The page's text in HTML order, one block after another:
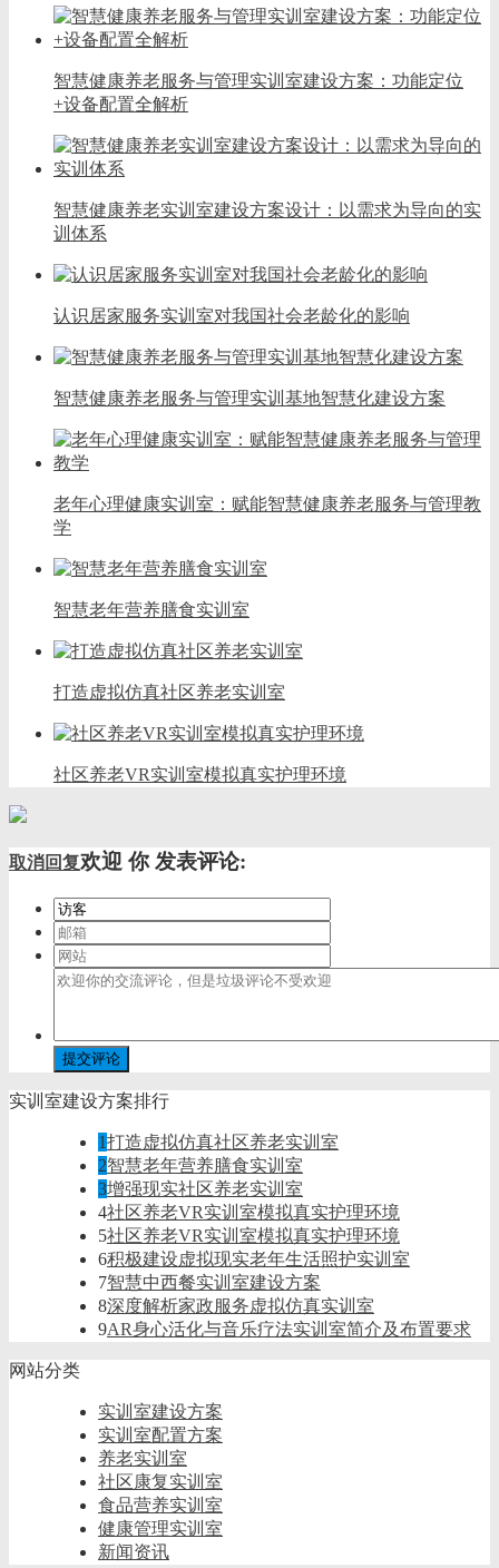
智慧健康养老服务与管理实训室建设方案：功能定位
+设备配置全解析
智慧健康养老实训室建设方案设计：以需求为导向的实
训体系
认识居家服务实训室对我国社会老龄化的影响
智慧健康养老服务与管理实训基地智慧化建设方案
老年心理健康实训室：赋能智慧健康养老服务与管理教
学
智慧老年营养膳食实训室
打造虚拟仿真社区养老实训室
社区养老VR实训室模拟真实护理环境
取消回复欢迎 你发表评论:
实训室建设方案排行
1打造虚拟仿真社区养老实训室
2智慧老年营养膳食实训室
3增强现实社区养老实训室
4社区养老VR实训室模拟真实护理环境
5社区养老VR实训室模拟真实护理环境
6积极建设虚拟现实老年生活照护实训室
7智慧中西餐实训室建设方案
8深度解析家政服务虚拟仿真实训室
9AR身心活化与音乐疗法实训室简介及布置要求
网站分类
实训室建设方案
实训室配置方案
养老实训室
社区康复实训室
食品营养实训室
健康管理实训室
新闻资讯